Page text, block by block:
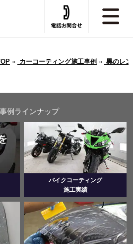
» カーコーティング施工事例 » 黒のレ
例ラインナップ
バイクコーティング
施工実績